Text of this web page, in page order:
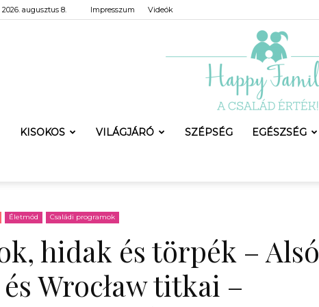
2026. augusztus 8. Impresszum Videók
Family
KISOKOS VILÁGJÁRÓ SZÉPSÉG EGÉSZSÉG
Életmód Családi programok
hidak és törpék – Alsó
Wrocław titkai –